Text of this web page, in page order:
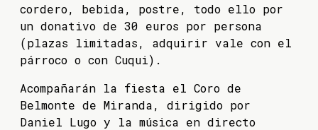
cordero, bebida, postre, todo ello por
un donativo de 30 euros por persona
(plazas limitadas, adquirir vale con el
párroco o con Cuqui).
Acompañarán la fiesta el Coro de
Belmonte de Miranda, dirigido por
Daniel Lugo y la música en directo